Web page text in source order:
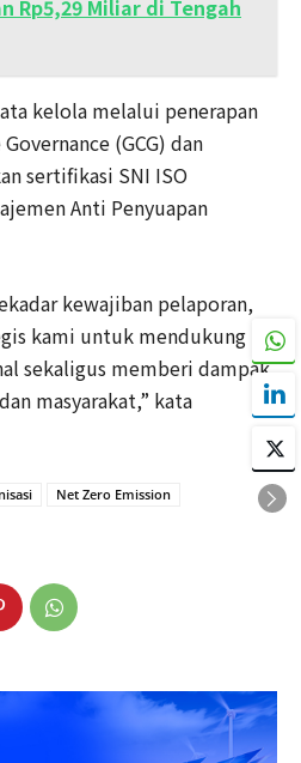
Rp5,29 Miliar di Tengah
kelola melalui penerapan
(GCG) dan
sertifikasi SNI ISO
Anti Penyuapan
kewajiban pelaporan,
kami untuk mendukung
sekaligus memberi dampak
masyarakat,” kata
Net Zero Emission